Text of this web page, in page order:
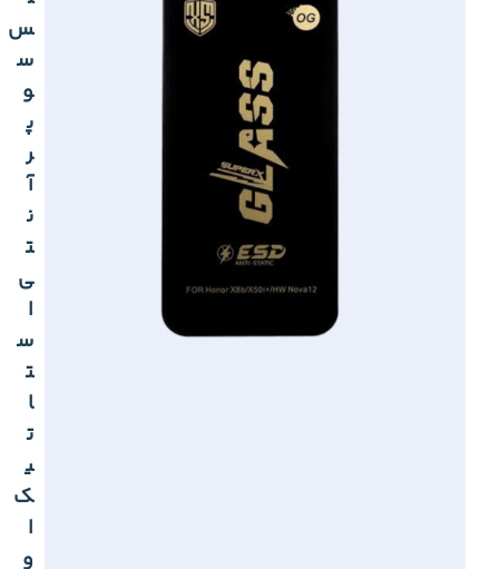
س
س
و
پ
ر
آ
ن
ت
ی
ا
س
ت
ا
ت
ی
ک
ا
و